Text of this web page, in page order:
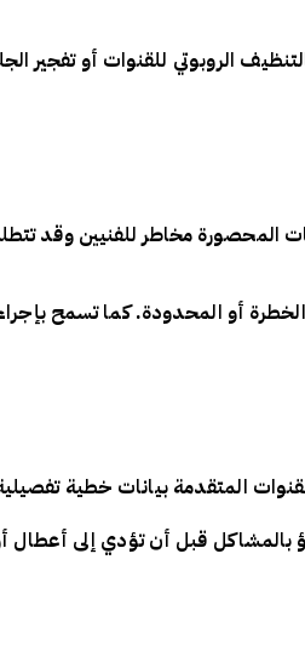
الروبوتي للقنوات أو تفجير
المحصورة مخاطر للفنيين وقد
الخطرة أو المحدودة. كما تسمح
المتقدمة بيانات خطية
بالمشاكل قبل أن تؤدي إلى